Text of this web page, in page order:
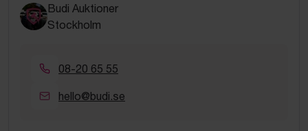
Budi Auktioner
Stockholm
08-20 65 55
hello@budi.se